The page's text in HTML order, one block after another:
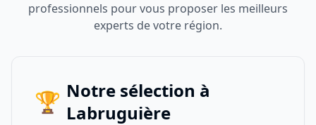
professionnels pour vous proposer les meilleurs
experts de votre région.
🏆 Notre sélection à
Labruguière